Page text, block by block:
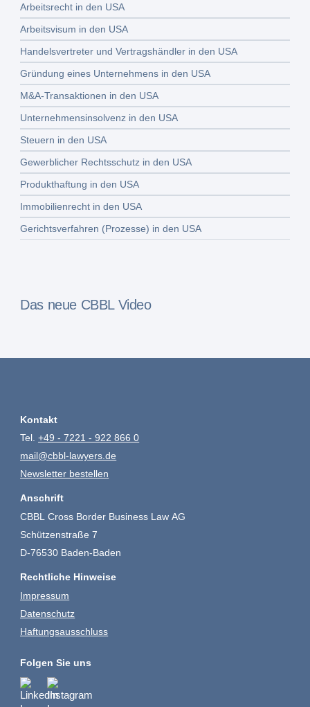
Arbeitsrecht in den USA
Arbeitsvisum in den USA
Handelsvertreter und Vertragshändler in den USA
Gründung eines Unternehmens in den USA
M&A-Transaktionen in den USA
Unternehmensinsolvenz in den USA
Steuern in den USA
Gewerblicher Rechtsschutz in den USA
Produkthaftung in den USA
Immobilienrecht in den USA
Gerichtsverfahren (Prozesse) in den USA
Das neue CBBL Video
Kontakt
Tel.+49 - 7221 - 922 866 0
mail@cbbl-lawyers.de
Newsletter bestellen
Anschrift
CBBL Cross Border Business Law AG
Schützenstraße 7
D-76530 Baden-Baden
Rechtliche Hinweise
Impressum
Datenschutz
Haftungsausschluss
Folgen Sie uns